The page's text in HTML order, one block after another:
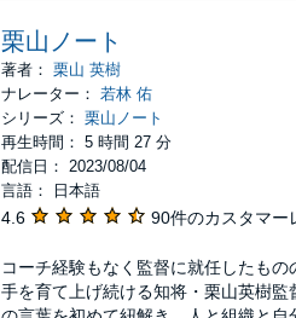
栗山ノート
著者： 栗山 英樹
ナレーター： 若林 佑
シリーズ： 栗山ノート
再生時間： 5 時間 27 分
配信日： 2023/08/04
言語： 日本語
4.6 90件のカスタマー
コーチ経験もなく監督に就任したも
手を育て上げ続ける知将・栗山英樹監